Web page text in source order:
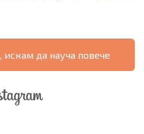
искам да науча повече